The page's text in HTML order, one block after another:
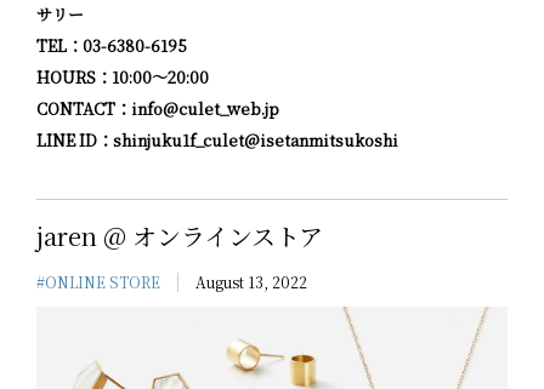
サリー
TEL：03-6380-6195
HOURS：10:00〜20:00
CONTACT：info@culet_web.jp
LINE ID：shinjuku1f_culet@isetanmitsukoshi
jaren @ オンラインストア
#ONLINE STORE August 13, 2022